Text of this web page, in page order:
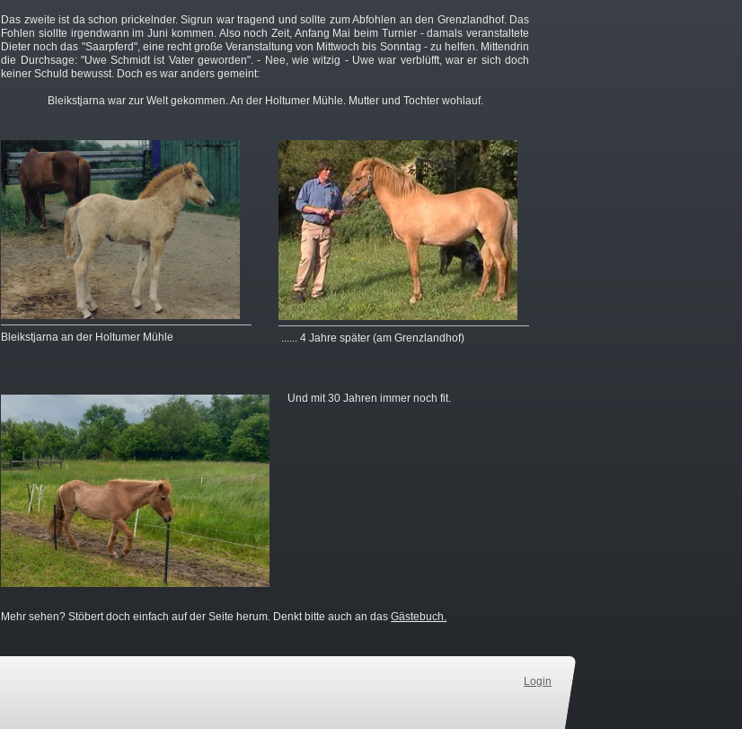
Das zweite ist da schon prickelnder. Sigrun war tragend und sollte zum Abfohlen an den Grenzlandhof. Das
Fohlen siollte irgendwann im Juni kommen. Also noch Zeit, Anfang Mai beim Turnier - damals veranstaltete
Dieter noch das "Saarpferd", eine recht große Veranstaltung von Mittwoch bis Sonntag - zu helfen. Mittendrin
die Durchsage: "Uwe Schmidt ist Vater geworden". - Nee, wie witzig - Uwe war verblüfft, war er sich doch
keiner Schuld bewusst. Doch es war anders gemeint:
Bleikstjarna war zur Welt gekommen. An der Holtumer Mühle. Mutter und Tochter wohlauf.
Bleikstjarna an der Holtumer Mühle ...... 4 Jahre später (am Grenzlandhof)
Und mit 30 Jahren immer noch fit.
Mehr sehen? Stöbert doch einfach auf der Seite herum. Denkt bitte auch an dasGästebuch.
Login